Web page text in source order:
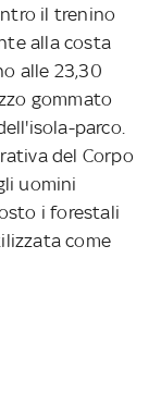
il trenino
alla costa
alle 23,30
gommato
parco.
del Corpo
uomini
i forestali
come